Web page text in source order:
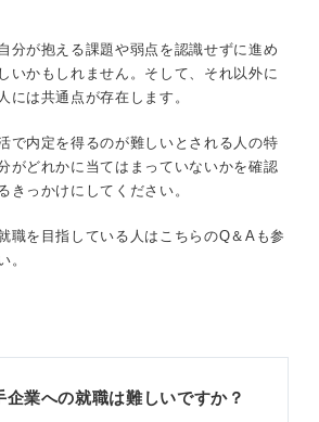
分が抱える課題や弱点を認識せずに進め
いかもしれません。そして、それ以外に
には共通点が存在します。
で内定を得るのが難しいとされる人の特
がどれかに当てはまっていないかを確認
きっかけにしてください。
職を目指している人はこちらのQ＆Aも参
。
企業への就職は難しいですか？